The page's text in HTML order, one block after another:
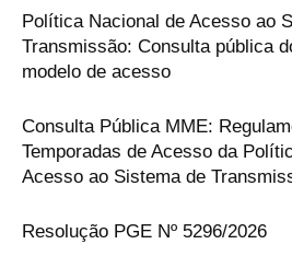
Política Nacional de Acesso ao
Transmissão: Consulta pública
modelo de acesso
Consulta Pública MME:
Temporadas de Acesso da
Acesso ao Sistema de
Resolução PGE Nº 5296/2026